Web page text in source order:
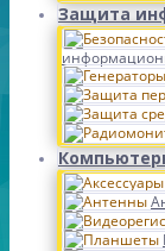
Защита